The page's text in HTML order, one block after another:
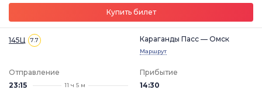
Купить билет
145Ц 7.7 Караганды Пасс — Омск
Маршрут
Отправление
23:15
11 ч 5 м
Прибытие
14:30